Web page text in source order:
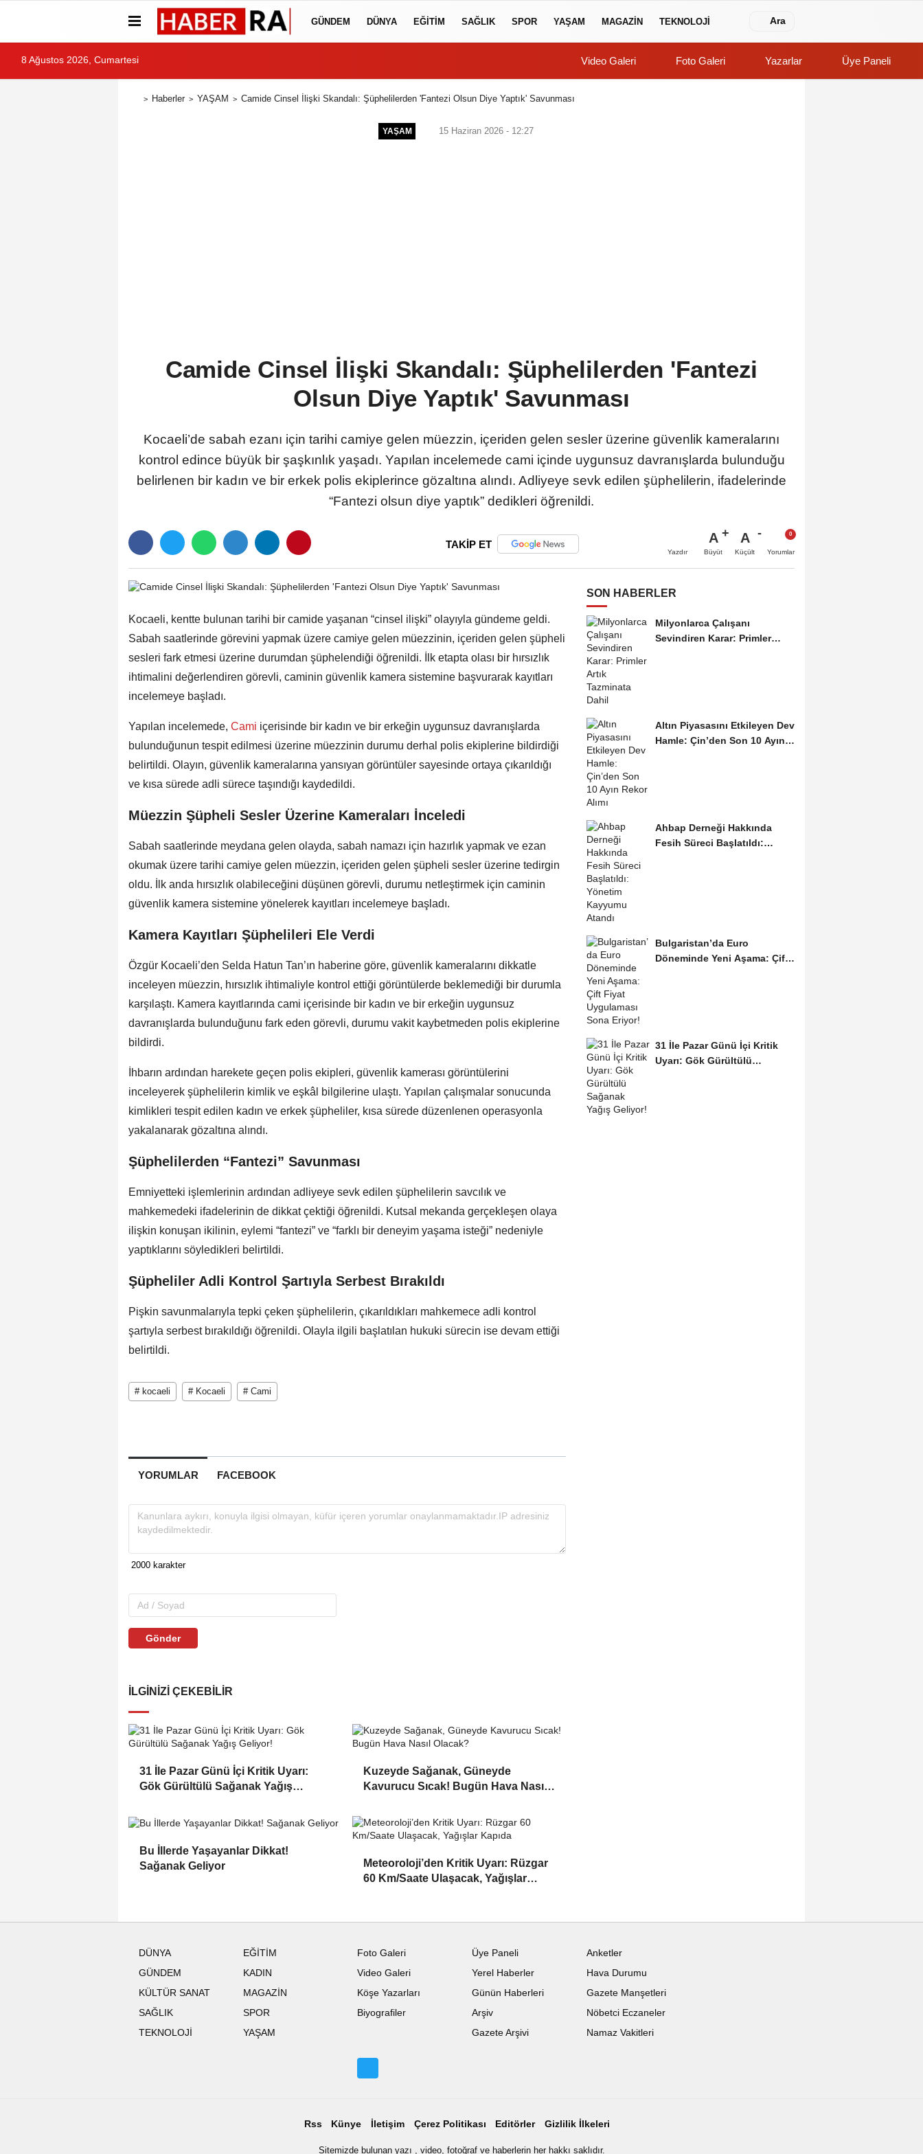
GÜNDEM DÜNYA EĞİTİM SAĞLIK SPOR YAŞAM MAGAZİN TEKNOLOJİ Ara
8 Ağustos 2026, Cumartesi Video Galeri Foto Galeri Yazarlar Üye Paneli
Haberler YAŞAM Camide Cinsel İlişki Skandalı: Şüphelilerden 'Fantezi Olsun Diye Yaptık' Savunması
YAŞAM 15 Haziran 2026 - 12:27
Camide Cinsel İlişki Skandalı: Şüphelilerden 'Fantezi
Olsun Diye Yaptık' Savunması
Kocaeli’de sabah ezanı için tarihi camiye gelen müezzin, içeriden gelen sesler üzerine güvenlik kameralarını
kontrol edince büyük bir şaşkınlık yaşadı. Yapılan incelemede cami içinde uygunsuz davranışlarda bulunduğu
belirlenen bir kadın ve bir erkek polis ekiplerince gözaltına alındı. Adliyeye sevk edilen şüphelilerin, ifadelerinde
“Fantezi olsun diye yaptık” dedikleri öğrenildi.
TAKİP ET
Yazdır
A
Büyüt
A
Küçült Yorumlar
Kocaeli, kentte bulunan tarihi bir camide yaşanan “cinsel ilişki” olayıyla gündeme geldi.
Sabah saatlerinde görevini yapmak üzere camiye gelen müezzinin, içeriden gelen şüpheli
sesleri fark etmesi üzerine durumdan şüphelendiği öğrenildi. İlk etapta olası bir hırsızlık
ihtimalini değerlendiren görevli, caminin güvenlik kamera sistemine başvurarak kayıtları
incelemeye başladı.
Yapılan incelemede, Cami içerisinde bir kadın ve bir erkeğin uygunsuz davranışlarda
bulunduğunun tespit edilmesi üzerine müezzinin durumu derhal polis ekiplerine bildirdiği
belirtildi. Olayın, güvenlik kameralarına yansıyan görüntüler sayesinde ortaya çıkarıldığı
ve kısa sürede adli sürece taşındığı kaydedildi.
Müezzin Şüpheli Sesler Üzerine Kameraları İnceledi
Sabah saatlerinde meydana gelen olayda, sabah namazı için hazırlık yapmak ve ezan
okumak üzere tarihi camiye gelen müezzin, içeriden gelen şüpheli sesler üzerine tedirgin
oldu. İlk anda hırsızlık olabileceğini düşünen görevli, durumu netleştirmek için caminin
güvenlik kamera sistemine yönelerek kayıtları incelemeye başladı.
Kamera Kayıtları Şüphelileri Ele Verdi
Özgür Kocaeli’den Selda Hatun Tan’ın haberine göre, güvenlik kameralarını dikkatle
inceleyen müezzin, hırsızlık ihtimaliyle kontrol ettiği görüntülerde beklemediği bir durumla
karşılaştı. Kamera kayıtlarında cami içerisinde bir kadın ve bir erkeğin uygunsuz
davranışlarda bulunduğunu fark eden görevli, durumu vakit kaybetmeden polis ekiplerine
bildirdi.
İhbarın ardından harekete geçen polis ekipleri, güvenlik kamerası görüntülerini
inceleyerek şüphelilerin kimlik ve eşkâl bilgilerine ulaştı. Yapılan çalışmalar sonucunda
kimlikleri tespit edilen kadın ve erkek şüpheliler, kısa sürede düzenlenen operasyonla
yakalanarak gözaltına alındı.
Şüphelilerden “Fantezi” Savunması
Emniyetteki işlemlerinin ardından adliyeye sevk edilen şüphelilerin savcılık ve
mahkemedeki ifadelerinin de dikkat çektiği öğrenildi. Kutsal mekanda gerçekleşen olaya
ilişkin konuşan ikilinin, eylemi “fantezi” ve “farklı bir deneyim yaşama isteği” nedeniyle
yaptıklarını söyledikleri belirtildi.
Şüpheliler Adli Kontrol Şartıyla Serbest Bırakıldı
Pişkin savunmalarıyla tepki çeken şüphelilerin, çıkarıldıkları mahkemece adli kontrol
şartıyla serbest bırakıldığı öğrenildi. Olayla ilgili başlatılan hukuki sürecin ise devam ettiği
belirtildi.
# kocaeli # Kocaeli # Cami
YORUMLAR FACEBOOK
Gönder
İLGINIZI ÇEKEBILIR
31 İle Pazar Günü İçi Kritik Uyarı:
Gök Gürültülü Sağanak Yağış
Kuzeyde Sağanak, Güneyde
Kavurucu Sıcak! Bugün Hava Nasıl
Bu İllerde Yaşayanlar Dikkat!
Sağanak Geliyor
Meteoroloji’den Kritik Uyarı: Rüzgar
60 Km/Saate Ulaşacak, Yağışlar
SON HABERLER
Milyonlarca Çalışanı
Sevindiren Karar: Primler
Altın Piyasasını Etkileyen Dev
Hamle: Çin’den Son 10 Ayın
Ahbap Derneği Hakkında
Fesih Süreci Başlatıldı:
Bulgaristan’da Euro
Döneminde Yeni Aşama: Çift
31 İle Pazar Günü İçi Kritik
Uyarı: Gök Gürültülü
DÜNYA
EĞİTİM
GÜNDEM
KADIN
KÜLTÜR SANAT
MAGAZİN
SAĞLIK
SPOR
TEKNOLOJİ
YAŞAM
Foto Galeri
Video Galeri
Köşe Yazarları
Biyografiler
Üye Paneli
Yerel Haberler
Günün Haberleri
Arşiv
Gazete Arşivi
Anketler
Hava Durumu
Gazete Manşetleri
Nöbetci Eczaneler
Namaz Vakitleri
Rss Künye İletişim Çerez Politikası Editörler Gizlilik İlkeleri
Sitemizde bulunan yazı , video, fotoğraf ve haberlerin her hakkı saklıdır.